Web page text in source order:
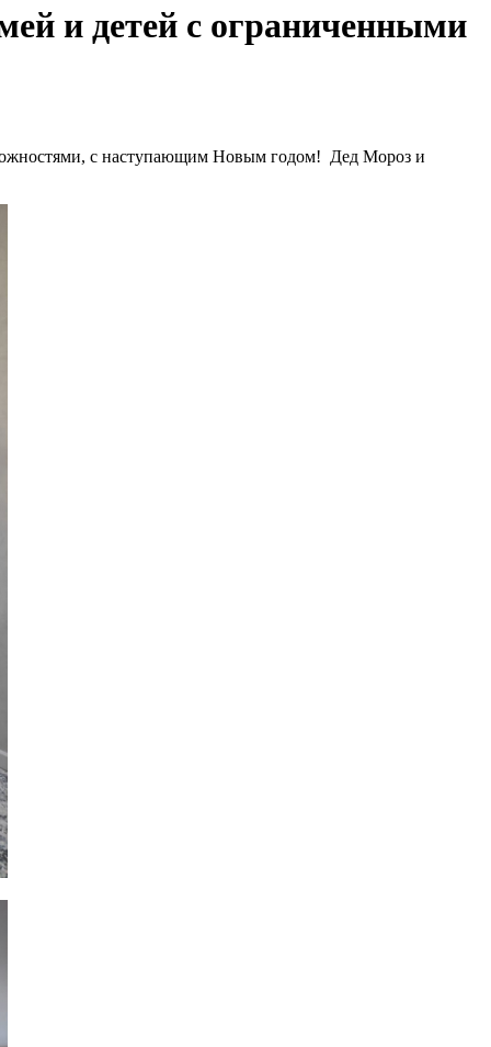
и детей с ограниченными
с наступающим Новым годом! Дед Мороз и